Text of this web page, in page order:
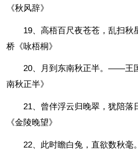
《秋风辞》
19、高梧百尺夜苍苍，乱扫
桥《咏梧桐》
20、月到东南秋正半。——王
南秋正半》
21、曾伴浮云归晚翠，犹陪
《金陵晚望》
22、此时瞻白兔，直欲数秋